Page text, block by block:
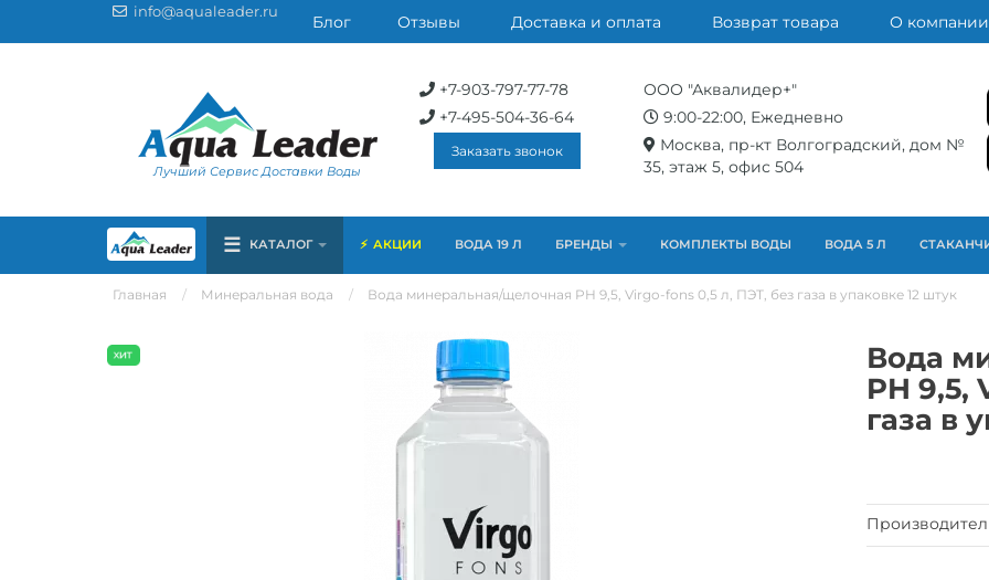
info@aqualeader.ru
Блог Отзывы Доставка и оплата Возврат товара О компании
Лучший Сервис Доставки Воды
+7-903-797-77-78
+7-495-504-36-64
Заказать звонок
ООО "Аквалидер+"
9:00-22:00, Ежедневно
Москва, пр-кт Волгоградский, дом №
35, этаж 5, офис 504
☰ КАТАЛОГ АКЦИИ ВОДА 19 Л БРЕНДЫ КОМПЛЕКТЫ ВОДЫ ВОДА 5 Л
Главная Минеральная вода Вода минеральная/щелочная PH 9,5, Virgo-fons 0,5 л, ПЭТ, без газа в упаковке 12 штук
Вода
PH 9,5,
газа в